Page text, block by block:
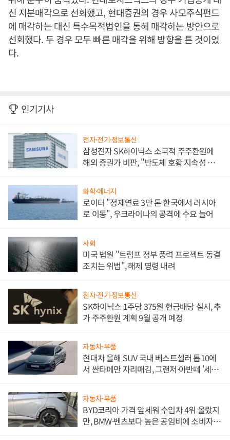
신 지분매각으로 선회했고, 현대증권의 경우 사모주식펀드
에 매각하는 대신 특수목적법인을 통해 매각하는 방안으로
선회했다. 두 경우 모두 빠른 매각을 위해 방향을 튼 것이었
다.
인기기사
전자·전기·정보통신
삼성전자 SK하이닉스 소극적 주주환원에
해외 증권가 비판, "반도체 호황 지속성 의
화학·에너지
로이터 "정제연료 3만 톤 한국에서 러시아
로 이동", 우크라이나의 공격에 수요 늘어
사회
미국 법원 "트럼프 정부 풍력 프로젝트 동결
조치는 위법", 해제 명령 내려
전자·전기·정보통신
SK하이닉스 1주당 375원 현금배당 실시, 추
가 주주환원 계획 9월 공개 예정
자동차·부품
현대차 올해 SUV 국내 베스트셀러 톱10에
서 싼타페만 자리매김, 그랜저·아반떼 '세단
자동차·부품
BYD코리아 가격 앞세워 수입차 4위 올랐지
만, BMW·벤츠보다 높은 공임비에 소비자